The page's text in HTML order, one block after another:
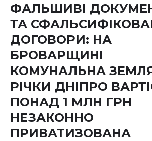
ФАЛЬШИВІ
ТА
ДОГОВОРИ: НА
БРОВАРЩИНІ
КОМУНАЛЬНА
РІЧКИ ДНІПРО
ПОНАД 1 МЛН ГРН
НЕЗАКОННО
ПРИВАТИЗОВАНА